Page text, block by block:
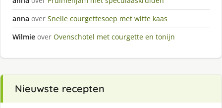
anna over Snelle courgettesoep met witte kaas
Wilmie over Ovenschotel met courgette en tonijn
Nieuwste recepten